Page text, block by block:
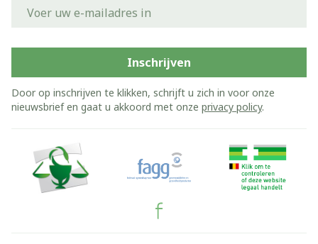
Inschrijven
Door op inschrijven te klikken, schrijft u zich in voor onze
nieuwsbrief en gaat u akkoord met onze privacy policy.